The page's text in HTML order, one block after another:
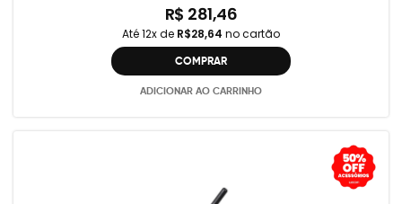
R$ 281,46
Até 12x de R$28,64 no cartão
COMPRAR
ADICIONAR AO CARRINHO